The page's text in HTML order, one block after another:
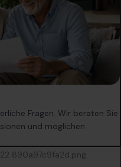
Fragen. Wir beraten Sie
und möglichen